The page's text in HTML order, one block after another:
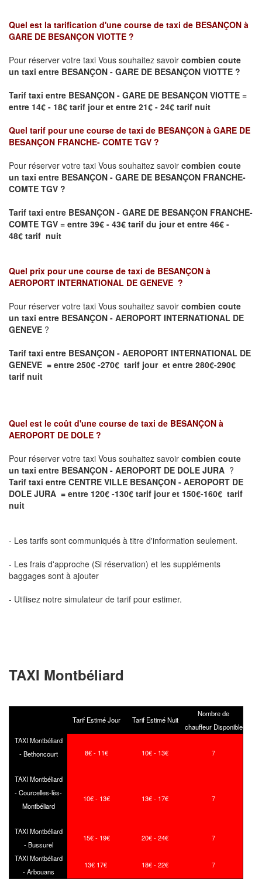
Quel est la tarification d'une course de taxi de BESANÇON à
GARE DE BESANÇON VIOTTE ?
Pour réserver votre taxi Vous souhaitez savoir combien coute
un taxi entre BESANÇON - GARE DE BESANÇON VIOTTE ?
Tarif taxi entre BESANÇON - GARE DE BESANÇON VIOTTE =
entre 14€ - 18€ tarif jour et entre 21€ - 24€ tarif nuit
Quel tarif pour une course de taxi de BESANÇON à GARE DE
BESANÇON FRANCHE- COMTE TGV ?
Pour réserver votre taxi Vous souhaitez savoir combien coute
un taxi entre BESANÇON - GARE DE BESANÇON FRANCHE-
COMTE TGV ?
Tarif taxi entre BESANÇON - GARE DE BESANÇON FRANCHE-
COMTE TGV = entre 39€ - 43€ tarif du jour et entre 46€ -
48€ tarif nuit
Quel prix pour une course de taxi de BESANÇON à
AEROPORT INTERNATIONAL DE GENEVE ?
Pour réserver votre taxi Vous souhaitez savoir combien coute
un taxi entre BESANÇON - AEROPORT INTERNATIONAL DE
GENEVE ?
Tarif taxi entre BESANÇON - AEROPORT INTERNATIONAL DE
GENEVE = entre 250€ -270€ tarif jour et entre 280€-290€
tarif nuit
Quel est le coût d'une course de taxi de BESANÇON à
AEROPORT DE DOLE ?
Pour réserver votre taxi Vous souhaitez savoir combien coute
un taxi entre BESANÇON - AEROPORT DE DOLE JURA ?
Tarif taxi entre CENTRE VILLE BESANÇON - AEROPORT DE
DOLE JURA = entre 120€ -130€ tarif jour et 150€-160€ tarif
nuit
- Les tarifs sont communiqués à titre d'information seulement.
- Les frais d'approche (Si réservation) et les suppléments
baggages sont à ajouter
- Utilisez notre simulateur de tarif pour estimer.
TAXI Montbéliard
Tarif Estimé Jour Tarif Estimé Nuit
Nombre de
chauffeur Disponible
TAXI Montbéliard
- Bethoncourt
8€ - 11€ 10€ - 13€ 7
TAXI Montbéliard
- Courcelles-lès-
Montbéliard
10€ - 13€ 13€ - 17€ 7
TAXI Montbéliard
- Bussurel
15€ - 19€ 20€ - 24€ 7
TAXI Montbéliard
- Arbouans
13€ 17€ 18€ - 22€ 7